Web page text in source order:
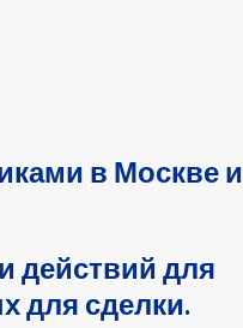
в Москве и
действий для
для сделки.